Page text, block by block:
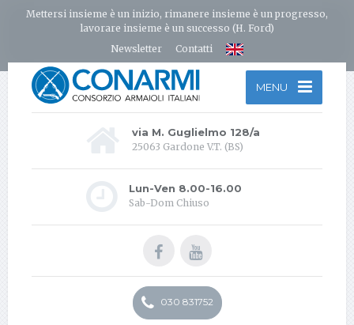
Mettersi insieme è un inizio, rimanere insieme è un progresso,
lavorare insieme è un successo (H. Ford)
Newsletter
Contatti
MENU
via M. Guglielmo 128/a
25063 Gardone V.T. (BS)
Lun-Ven 8.00-16.00
Sab-Dom Chiuso
030 831752